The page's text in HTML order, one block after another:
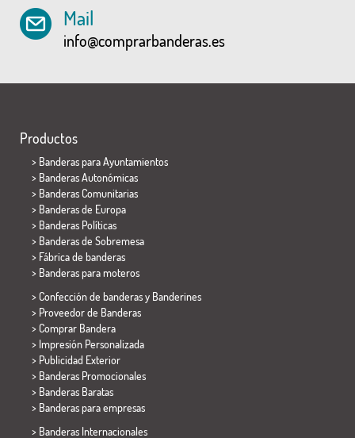
Mail
info@comprarbanderas.es
Productos
> Banderas para Ayuntamientos
> Banderas Autonómicas
> Banderas Comunitarias
> Banderas de Europa
> Banderas Políticas
> Banderas de Sobremesa
> Fábrica de banderas
> Banderas para moteros
> Confección de banderas y Banderines
> Proveedor de Banderas
> Comprar Bandera
> Impresión Personalizada
> Publicidad Exterior
> Banderas Promocionales
> Banderas Baratas
> Banderas para empresas
> Banderas Internacionales